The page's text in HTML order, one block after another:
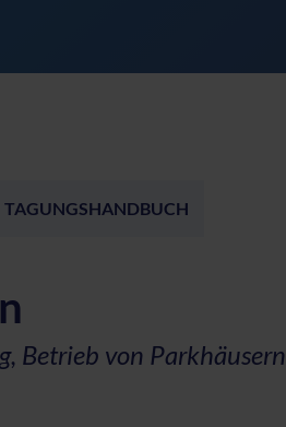
TAGUNGSHANDBUCH
Betrieb von Parkhäusern